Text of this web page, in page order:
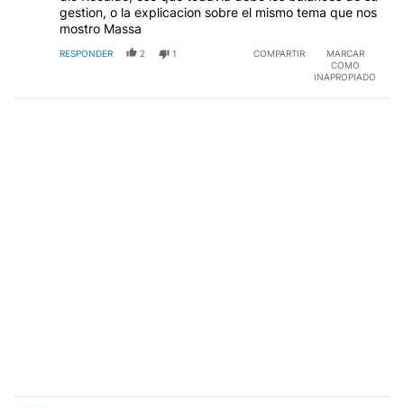
gestion, o la explicacion sobre el mismo tema que nos
mostro Massa
RESPONDER 2 1 COMPARTIR
MARCAR
COMO
INAPROPIADO